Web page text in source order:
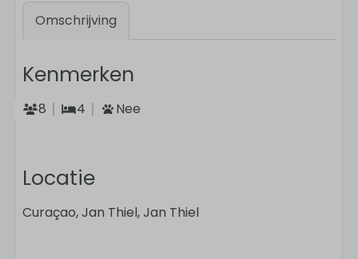
Omschrijving
Kenmerken
8 4 Nee
Locatie
Curaçao, Jan Thiel, Jan Thiel